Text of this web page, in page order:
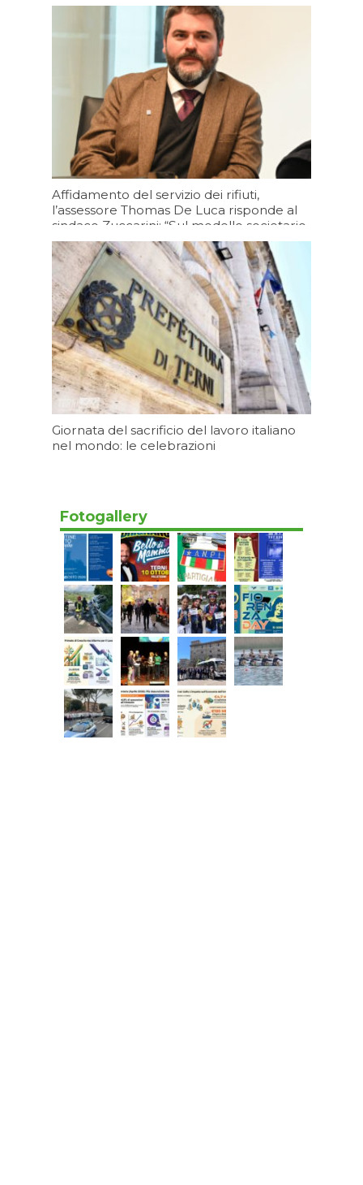
Affidamento del servizio dei rifiuti,
l’assessore Thomas De Luca risponde al
sindaco Zuccarini: “Sul modello societario
i Comuni decidano velocemente”
Oggi 09:03
Giornata del sacrificio del lavoro italiano
nel mondo: le celebrazioni
Fotogallery